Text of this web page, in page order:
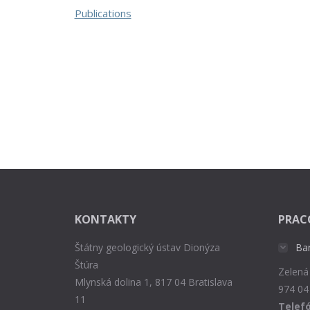
Publications
KONTAKTY
Štátny geologický ústav Dionýza
Štúra
Mlynská dolina 1, 817 04 Bratislava
11
974